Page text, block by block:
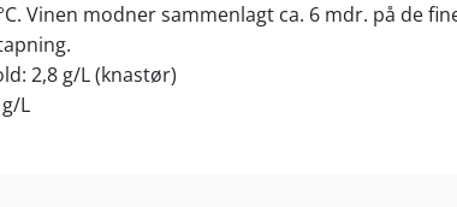
Vinen modner sammenlagt ca. 6 mdr. på de
2,8 g/L (knastør)
L